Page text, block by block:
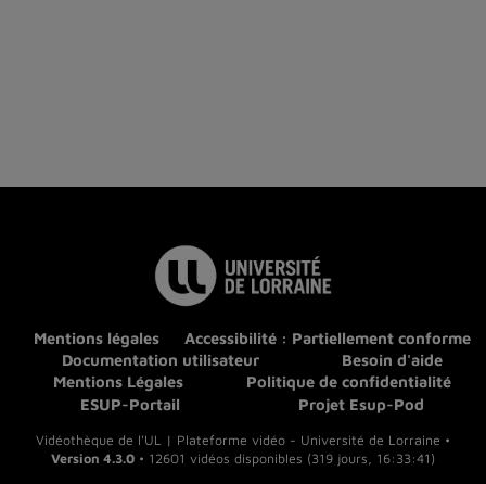
Mentions légales
Accessibilité : Partiellement conforme
Documentation utilisateur
Besoin d'aide
Mentions Légales
Politique de confidentialité
ESUP-Portail
Projet Esup-Pod
Vidéothèque de l'UL | Plateforme vidéo - Université de Lorraine •
Version 4.3.0 • 12601 vidéos disponibles (319 jours, 16:33:41)